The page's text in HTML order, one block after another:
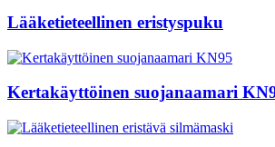
Lääketieteellinen eristyspuku
Kertakäyttöinen suojanaamari